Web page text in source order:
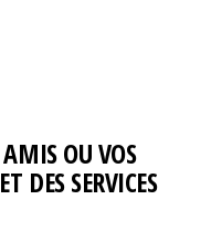
OU VOS
DES SERVICES